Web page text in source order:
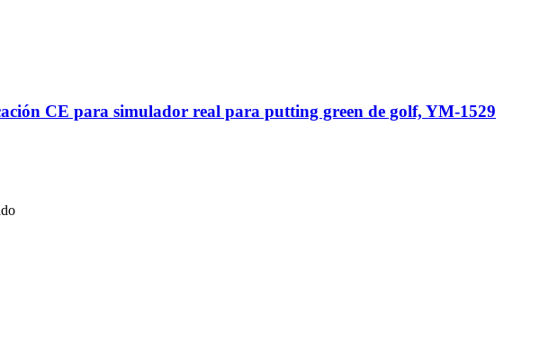
CE para simulador real para putting green de golf, YM-1529